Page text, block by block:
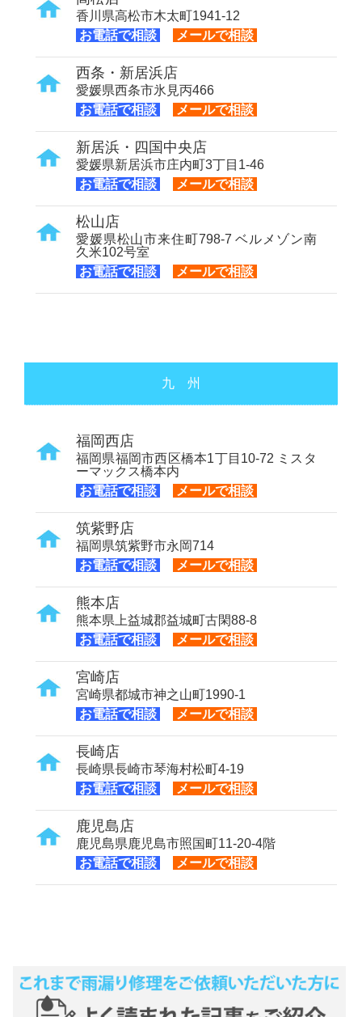
香川県高松市木太町1941-12
お電話で相談
メールで相談
西条・新居浜店
愛媛県西条市氷見丙466
お電話で相談
メールで相談
新居浜・四国中央店
愛媛県新居浜市庄内町3丁目1-46
お電話で相談
メールで相談
松山店
愛媛県松山市来住町798-7 ベルメゾン南
久米102号室
お電話で相談
メールで相談
九 州
福岡西店
福岡県福岡市西区橋本1丁目10-72 ミスタ
ーマックス橋本内
お電話で相談
メールで相談
筑紫野店
福岡県筑紫野市永岡714
お電話で相談
メールで相談
熊本店
熊本県上益城郡益城町古閑88-8
お電話で相談
メールで相談
宮崎店
宮崎県都城市神之山町1990-1
お電話で相談
メールで相談
長崎店
長崎県長崎市琴海村松町4-19
お電話で相談
メールで相談
鹿児島店
鹿児島県鹿児島市照国町11-20-4階
お電話で相談
メールで相談